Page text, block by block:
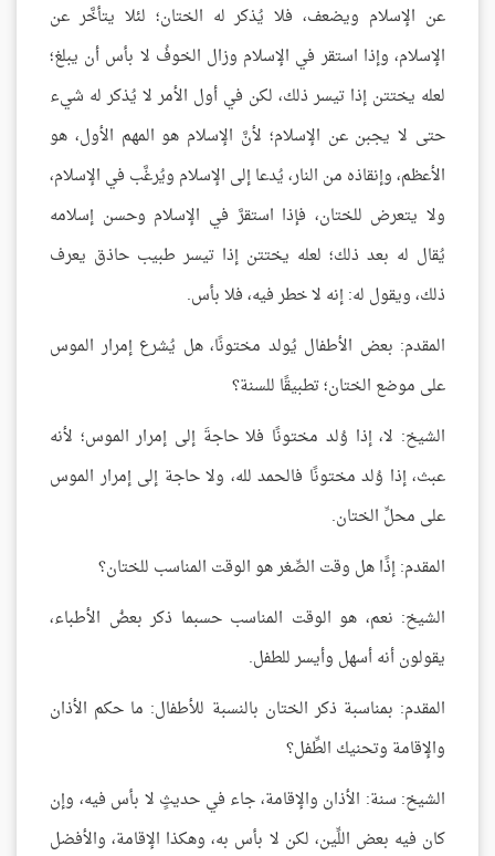
عن الإسلام ويضعف، فلا يُذكر له الختان؛ لئلا يتأخَّر عن
الإسلام، وإذا استقر في الإسلام وزال الخوفُ لا بأس أن يبلغ؛
لعله يختتن إذا تيسر ذلك، لكن في أول الأمر لا يُذكر له شيء
حتى لا يجبن عن الإسلام؛ لأنَّ الإسلام هو المهم الأول، هو
الأعظم، وإنقاذه من النار، يُدعا إلى الإسلام ويُرغَّب في الإسلام،
ولا يتعرض للختان، فإذا استقرَّ في الإسلام وحسن إسلامه
يُقال له بعد ذلك؛ لعله يختتن إذا تيسر طبيب حاذق يعرف
ذلك، ويقول له: إنه لا خطر فيه، فلا بأس.
المقدم: بعض الأطفال يُولد مختونًا، هل يُشرع إمرار الموس
على موضع الختان؛ تطبيقًا للسنة؟
الشيخ: لا، إذا وُلد مختونًا فلا حاجةَ إلى إمرار الموس؛ لأنه
عبث، إذا وُلد مختونًا فالحمد لله، ولا حاجة إلى إمرار الموس
على محلِّ الختان.
المقدم: إذًا هل وقت الصِّغر هو الوقت المناسب للختان؟
الشيخ: نعم، هو الوقت المناسب حسبما ذكر بعضُ الأطباء،
يقولون أنه أسهل وأيسر للطفل.
المقدم: بمناسبة ذكر الختان بالنسبة للأطفال: ما حكم الأذان
والإقامة وتحنيك الطِّفل؟
الشيخ: سنة: الأذان والإقامة، جاء في حديثٍ لا بأس فيه، وإن
كان فيه بعض اللِّين، لكن لا بأس به، وهكذا الإقامة، والأفضل